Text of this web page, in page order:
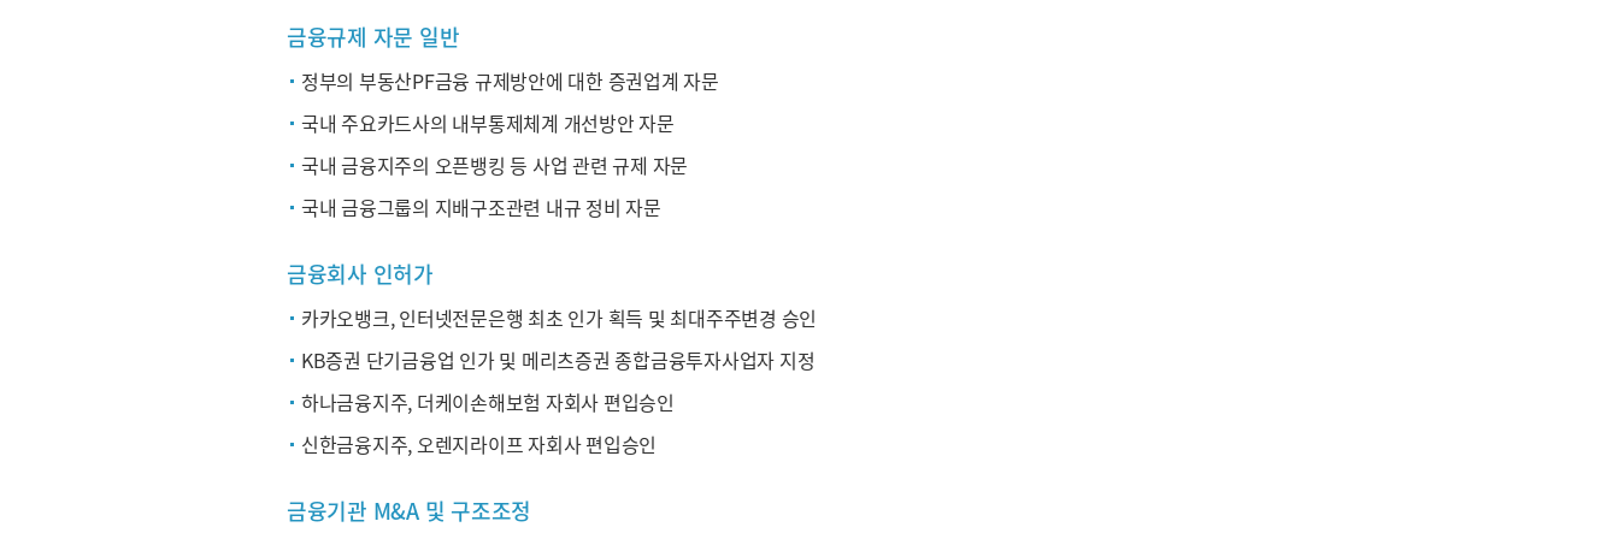
금융규제 자문 일반
정부의 부동산PF금융 규제방안에 대한 증권업계 자문
국내 주요카드사의 내부통제체계 개선방안 자문
국내 금융지주의 오픈뱅킹 등 사업 관련 규제 자문
국내 금융그룹의 지배구조관련 내규 정비 자문
금융회사 인허가
카카오뱅크, 인터넷전문은행 최초 인가 획득 및 최대주주변경 승인
KB증권 단기금융업 인가 및 메리츠증권 종합금융투자사업자 지정
하나금융지주, 더케이손해보험 자회사 편입승인
신한금융지주, 오렌지라이프 자회사 편입승인
금융기관 M&A 및 구조조정